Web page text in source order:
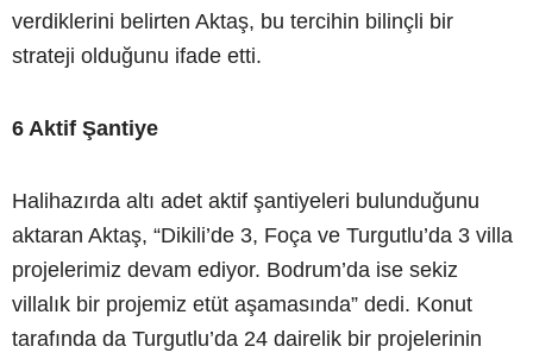
verdiklerini belirten Aktaş, bu tercihin bilinçli bir
strateji olduğunu ifade etti.
6 Aktif Şantiye
Halihazırda altı adet aktif şantiyeleri bulunduğunu
aktaran Aktaş, “Dikili’de 3, Foça ve Turgutlu’da 3 villa
projelerimiz devam ediyor. Bodrum’da ise sekiz
villalık bir projemiz etüt aşamasında” dedi. Konut
tarafında da Turgutlu’da 24 dairelik bir projelerinin